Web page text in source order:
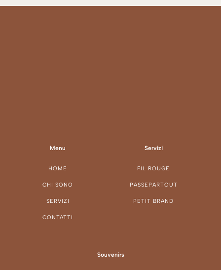
Menu
HOME
CHI SONO
SERVIZI
CONTATTI
Servizi
FIL ROUGE
PASSEPARTOUT
PETIT BRAND
Souvenirs